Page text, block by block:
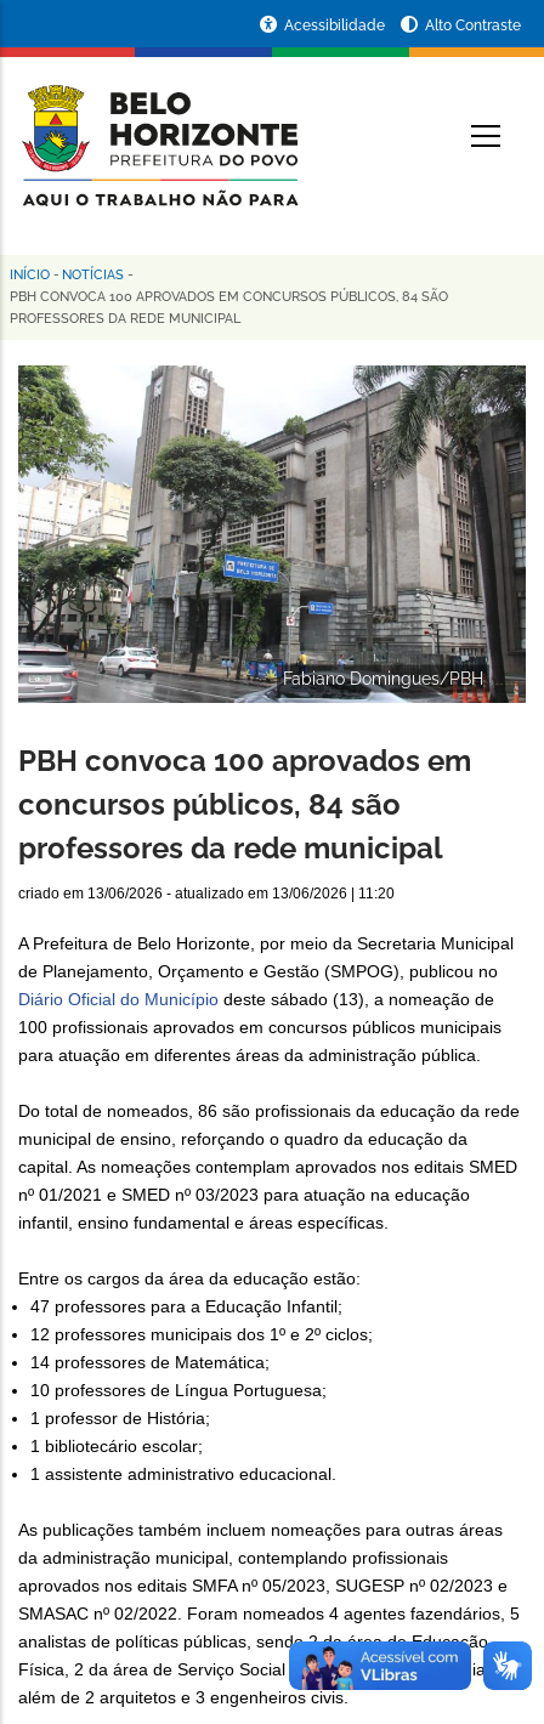
conteúdo
principal
da
Prefeitura
de
Horizonte
Acessibilidade Alto Contraste
Trilha
de
navegação
INÍCIO - NOTÍCIAS -
PBH CONVOCA 100 APROVADOS EM CONCURSOS PÚBLICOS, 84 SÃO
PROFESSORES DA REDE MUNICIPAL
Fabiano Domingues/PBH
PBH convoca 100 aprovados em
concursos públicos, 84 são
professores da rede municipal
criado em 13/06/2026 - atualizado em 13/06/2026 | 11:20
A Prefeitura de Belo Horizonte, por meio da Secretaria Municipal
de Planejamento, Orçamento e Gestão (SMPOG), publicou no
Diário Oficial do Município deste sábado (13), a nomeação de
100 profissionais aprovados em concursos públicos municipais
para atuação em diferentes áreas da administração pública.
Do total de nomeados, 86 são profissionais da educação da rede
municipal de ensino, reforçando o quadro da educação da
capital. As nomeações contemplam aprovados nos editais SMED
nº 01/2021 e SMED nº 03/2023 para atuação na educação
infantil, ensino fundamental e áreas específicas.
Entre os cargos da área da educação estão:
47 professores para a Educação Infantil;
12 professores municipais dos 1º e 2º ciclos;
14 professores de Matemática;
10 professores de Língua Portuguesa;
1 professor de História;
1 bibliotecário escolar;
1 assistente administrativo educacional.
As publicações também incluem nomeações para outras áreas
da administração municipal, contemplando profissionais
aprovados nos editais SMFA nº 05/2023, SUGESP nº 02/2023 e
SMASAC nº 02/2022. Foram nomeados 4 agentes fazendários, 5
analistas de políticas públicas, sendo 2 da área de Educação
Física, 2 da área de Serviço Social e 1 da área de Psicologia,
além de 2 arquitetos e 3 engenheiros civis.